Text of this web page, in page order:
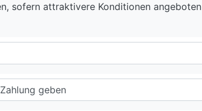
sofern attraktivere Konditionen angeboten